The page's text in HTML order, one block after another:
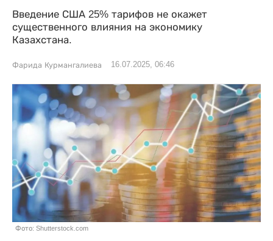
Введение США 25% тарифов не окажет
существенного влияния на экономику
Казахстана.
Фарида Курмангалиева 16.07.2025, 06:46
Фото: Shutterstock.com